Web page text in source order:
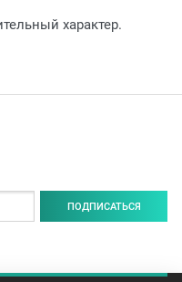
характер.
ПОДПИСАТЬСЯ